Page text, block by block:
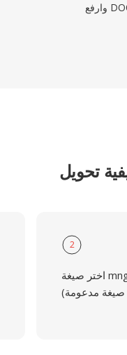
وارفع DOCX واحصل على MNG في
2
اختر صيغة mng أو أية صيغة أخرى أنت بحاجةٍ